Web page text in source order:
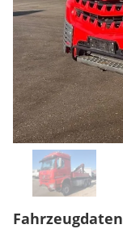
Fahrzeugdaten